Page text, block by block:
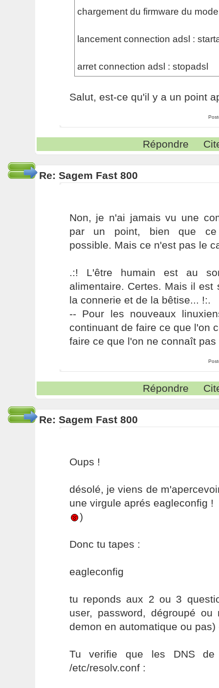
chargement du firmware du
lancement connection adsl :
arret connection adsl : stopadsl
Salut, est-ce qu'il y a un point
Répondre
Re: Sagem Fast 800
Non, je n'ai jamais vu une
par un point, bien que ce
possible. Mais ce n'est pas le
.:! L'être humain est au
alimentaire. Certes. Mais il est
la connerie et de la bêtise... !:.
-- Pour les nouveaux
continuant de faire ce que l'on
faire ce que l'on ne connaît pas
Répondre
Re: Sagem Fast 800
Oups !
désolé, je viens de
une virgule aprés eagleconfig !
)
Donc tu tapes :
eagleconfig
tu reponds aux 2 ou 3
user, password, dégroupé
demon en automatique ou
Tu verifie que les DNS
/etc/resolv.conf :